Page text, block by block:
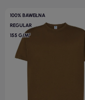
100% BAWEŁNA
REGULAR
155 G/M²